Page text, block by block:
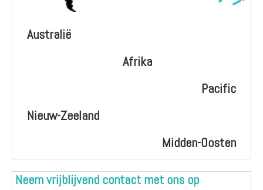
Australië
Afrika
Pacific
Nieuw-Zeeland
Midden-Oosten
Neem vrijblijvend contact met ons op